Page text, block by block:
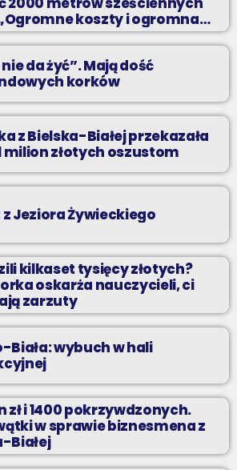
koszty i ogromna
da żyć”. Mają dość
korków
z Bielska-Białej przekazała
złotych oszustom
Jeziora Żywieckiego
kilkaset tysięcy złotych?
oskarża nauczycieli, ci
zarzuty
Biała: wybuch w hali
zł i 1400 pokrzywdzonych.
w sprawie biznesmena z
Białej